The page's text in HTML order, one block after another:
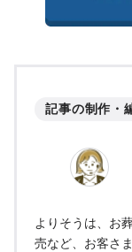
記事の制作・
よりそうは、お
売など、お客さ